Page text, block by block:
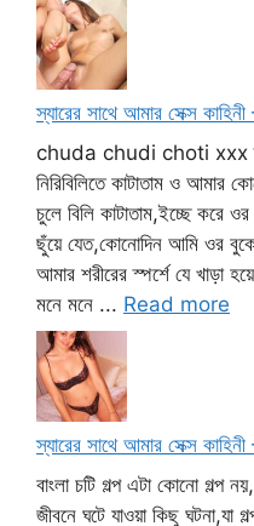
স্যারের সাথে আমার সেক্স
chuda chudi choti xxx
নিরিবিলিতে কাটাতাম ও আমার
চুলে বিলি কাটাতাম,ইচ্ছে করে
ছুঁয়ে যেত,কোনোদিন আমি ওর বুকে
আমার শরীরের স্পর্শে যে খাড়া
মনে মনে ... Read more
স্যারের সাথে আমার সেক্স
বাংলা চটি গল্প এটা কোনো
জীবনে ঘটে যাওয়া কিছু ঘটনা,যা